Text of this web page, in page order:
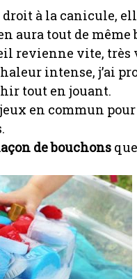
à la canicule,
aura tout de
revienne vite, très
intense, j’ai
tout en jouant.
en commun
de bouchons